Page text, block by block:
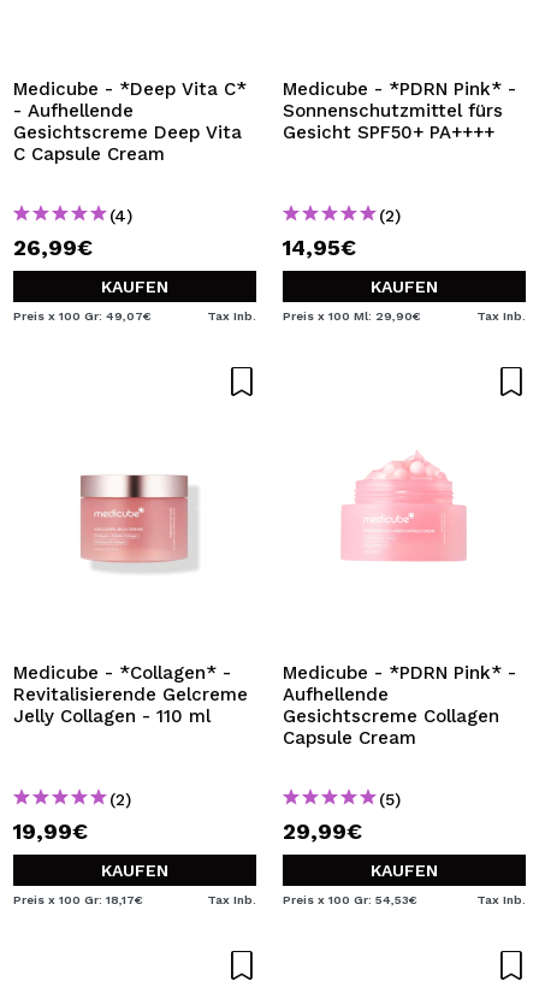
Durch die Erstellung eines Kontos bei Maquillalia.de
können Sie Ihre Einkäufe schnell tätigen, den Status Ihrer
Bestellungen überprüfen und Ihre bisherigen Vorgänge
einsehen.
BENUTZERKONTO ERSTELLEN
Medicube - *Deep Vita C*
- Aufhellende
Gesichtscreme Deep Vita
C Capsule Cream
(4)
26,99€
KAUFEN
Preis x 100 Gr: 49,07€ Tax Inb.
Medicube - *PDRN Pink* -
Sonnenschutzmittel fürs
Gesicht SPF50+ PA++++
(2)
14,95€
KAUFEN
Preis x 100 Ml: 29,90€ Tax Inb.
Medicube - *Collagen* -
Revitalisierende Gelcreme
Jelly Collagen - 110 ml
(2)
19,99€
KAUFEN
Preis x 100 Gr: 18,17€ Tax Inb.
Medicube - *PDRN Pink* -
Aufhellende
Gesichtscreme Collagen
Capsule Cream
(5)
29,99€
KAUFEN
Preis x 100 Gr: 54,53€ Tax Inb.